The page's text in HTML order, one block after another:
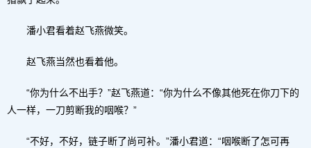
潘小君看着赵飞燕微笑。
赵飞燕当然也看着他。
“你为什么不出手？”赵飞燕道：“你为什么不像其他死在你刀下的
人一样，一刀剪断我的咽喉？”
“不好，不好，链子断了尚可补。”潘小君道：“咽喉断了怎可再